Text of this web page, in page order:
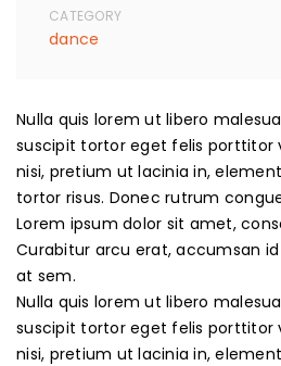
CATEGORY
dance
Nulla quis lorem ut libero
suscipit tortor eget felis porttitor
nisi, pretium ut lacinia in,
tortor risus. Donec rutrum
Lorem ipsum dolor sit amet,
Curabitur arcu erat, accumsan
at sem.
Nulla quis lorem ut libero
suscipit tortor eget felis porttitor
nisi, pretium ut lacinia in,